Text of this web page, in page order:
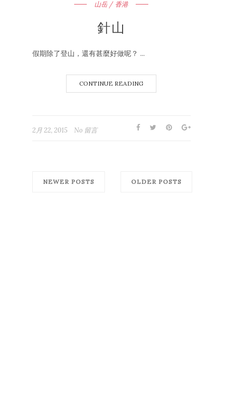
山岳 / 香港
針山
假期除了登山，還有甚麼好做呢？ ...
CONTINUE READING
2月 22, 2015 No 留言
NEWER POSTS OLDER POSTS